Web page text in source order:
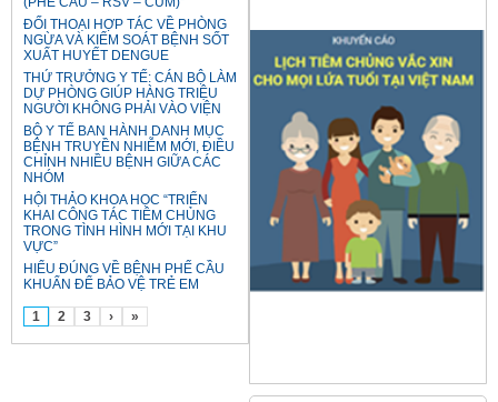
ĐỐI THOẠI HỢP TÁC VỀ PHÒNG
NGỪA VÀ KIỂM SOÁT BỆNH SỐT
XUẤT HUYẾT DENGUE
THỨ TRƯỞNG Y TẾ: CÁN BỘ LÀM
DỰ PHÒNG GIÚP HÀNG TRIỆU
NGƯỜI KHÔNG PHẢI VÀO VIỆN
BỘ Y TẾ BAN HÀNH DANH MỤC
BỆNH TRUYỀN NHIỄM MỚI, ĐIỀU
CHỈNH NHIỀU BỆNH GIỮA CÁC
NHÓM
HỘI THẢO KHOA HỌC “TRIỂN
KHAI CÔNG TÁC TIÊM CHỦNG
TRONG TÌNH HÌNH MỚI TẠI KHU
VỰC”
HIỂU ĐÚNG VỀ BỆNH PHẾ CẦU
KHUẨN ĐỂ BẢO VỆ TRẺ EM
1 2 3 › »